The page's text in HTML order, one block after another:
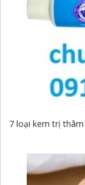
7 loại kem trị